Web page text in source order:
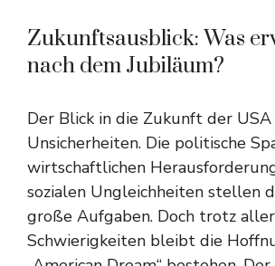
Zukunftsausblick: Was
nach dem Jubiläum?
Der Blick in die Zukunft der
Unsicherheiten. Die politische
wirtschaftlichen
sozialen Ungleichheiten stellen
große Aufgaben. Doch trotz aller
Schwierigkeiten bleibt die